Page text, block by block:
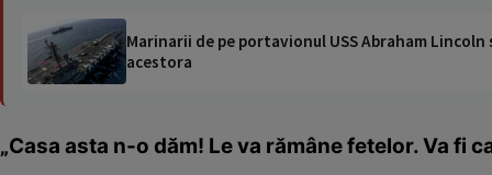
Marinarii de pe portavionul USS Abraham
acestora
„Casa asta n-o dăm! Le va rămâne fetelor. Va fi